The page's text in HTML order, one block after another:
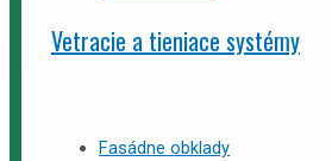
Vetracie a tieniace systémy
Fasádne obklady